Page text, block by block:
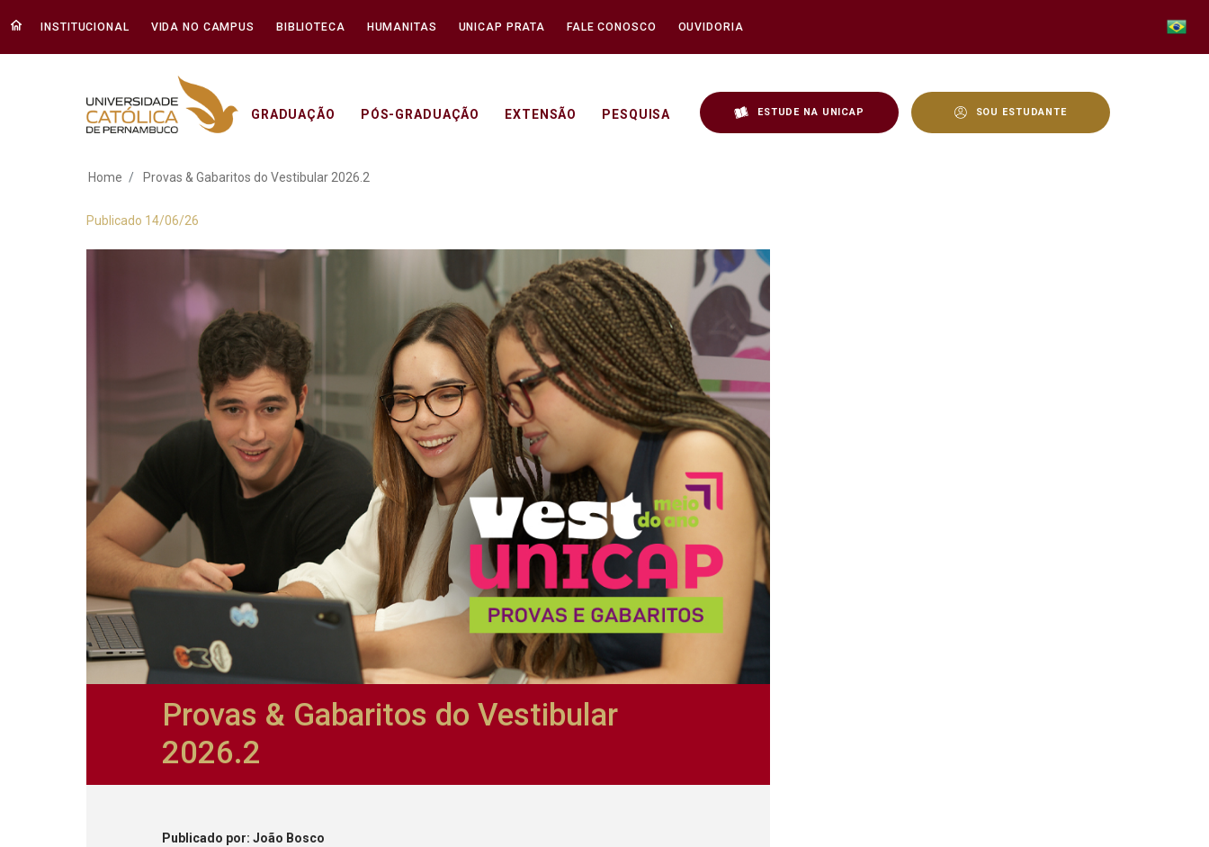
INSTITUCIONAL VIDA NO CAMPUS BIBLIOTECA HUMANITAS UNICAP PRATA FALE CONOSCO OUVIDORIA
GRADUAÇÃO PÓS-GRADUAÇÃO EXTENSÃO PESQUISA ESTUDE NA UNICAP SOU ESTUDANTE
Provas & Gabaritos do Vestibular 2026.2 - Unicap
Home Provas & Gabaritos do Vestibular 2026.2
Publicado 14/06/26
Provas & Gabaritos do Vestibular
2026.2
Publicado por: João Bosco